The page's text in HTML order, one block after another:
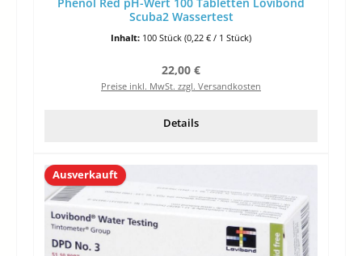
Scuba2 Wassertest
Inhalt: 100 Stück (0,22 € / 1 Stück)
Regulärer Preis:
22,00 €
Preise inkl. MwSt. zzgl. Versandkosten
Details
Ausverkauft